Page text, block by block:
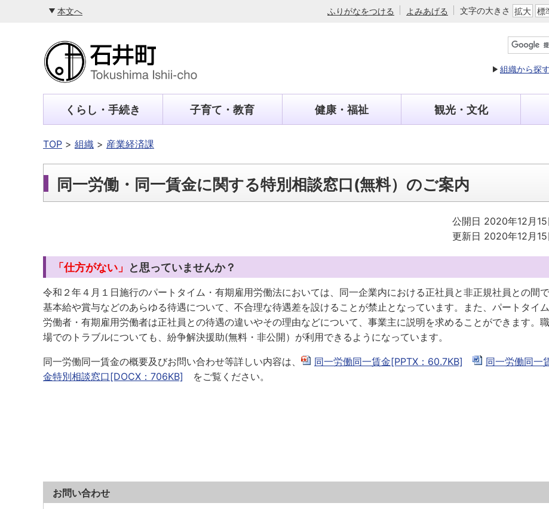
本文へ ふりがなをつける よみあげる 文字の大きさ 拡大 標
組織から探す
くらし・手続き 子育て・教育 健康・福祉 観光・文化
TOP 組織 産業経済課
同一労働・同一賃金に関する特別相談窓口(無料）のご案内
公開日 2020年12月15
更新日 2020年12月15
「仕方がない」 と思っていませんか？
令和２年４月１日施行のパートタイム・有期雇用労働法においては、同一企業内における正社員と非正規社員との間で
基本給や賞与などのあらゆる待遇について、不合理な待遇差を設けることが禁止となっています。また、パートタイム
労働者・有期雇用労働者は正社員との待遇の違いやその理由などについて、事業主に説明を求めることができます。職
場でのトラブルについても、紛争解決援助(無料・非公開）が利用できるようになっています。
同一労働同一賃金の概要及びお問い合わせ等詳しい内容は、 同一労働同一賃金[PPTX：60.7KB]
同一労働同一
金特別相談窓口[DOCX：706KB] をご覧ください。
お問い合わせ